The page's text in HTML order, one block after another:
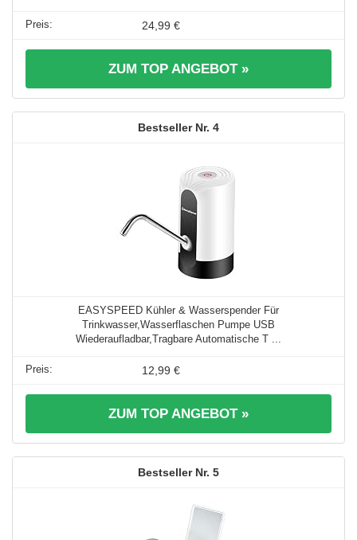
24,99 €
ZUM TOP ANGEBOT »
4
EASYSPEED Kühler & Wasserspender Für
Trinkwasser,Wasserflaschen Pumpe USB
Wiederaufladbar,Tragbare Automatische T ...
12,99 €
ZUM TOP ANGEBOT »
5